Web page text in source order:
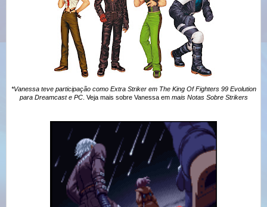
*Vanessa teve participação como Extra Striker em The King Of Fighters 99 Evolution
para Dreamcast e PC. Veja mais sobre Vanessa em mais Notas Sobre Strikers